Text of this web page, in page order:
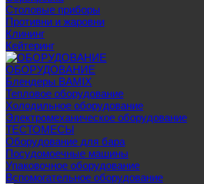
Столовые приборы
Противни и жаровни
Клининг
Кейтеринг
ОБОРУДОВАНИЕ
Блендеры BAMIX
Тепловое оборудование
Холодильное оборудование
Электромеханическое оборудование
ТЕСТОМЕСЫ
Оборудование для бара
Посудомоечные машины
Упаковочное оборудование
Вспомогательное оборудование